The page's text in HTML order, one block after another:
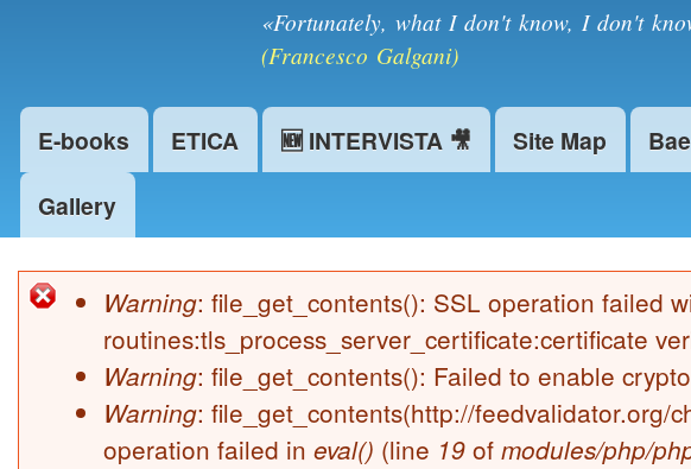
«Fortunately, what I don't know, I don't
(Francesco Galgani)
Main menu
E-books ETICA 🆕 INTERVISTA 🎥 Site Map
Gallery
Error message
Warning: file_get_contents(): SSL operation failed
routines:tls_process_server_certificate:certificate
Warning: file_get_contents(): Failed to enable
Warning: file_get_contents(http://feedvalidator.org/
operation failed in eval() (line 19of modules/php/